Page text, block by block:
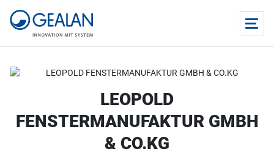
LEOPOLD
FENSTERMANUFAKTUR GMBH
& CO.KG